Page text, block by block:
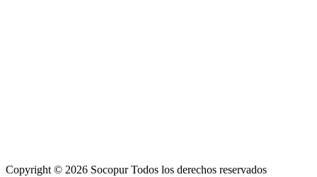
Copyright © 2026 Socopur Todos los derechos reservados